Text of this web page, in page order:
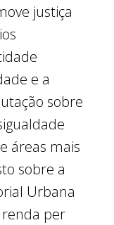
justiça
e a
sobre
áreas mais
sobre a
Urbana
per